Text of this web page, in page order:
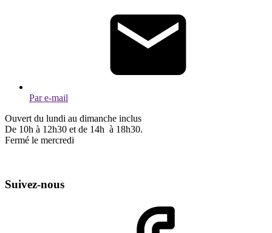
Par e-mail
Ouvert du lundi au dimanche inclus
De 10h à 12h30 et de 14h à 18h30.
Fermé le mercredi
Suivez-nous